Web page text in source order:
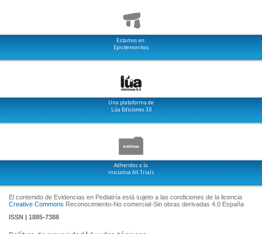
Estamos en:
Epistemonikos
Una plataforma de:
Lúa Ediciones 3.0
Adheridos a la
iniciativa All Trials
El contenido de Evidencias en Pediatría está sujeto a las condiciones de la licencia
Creative Commons Reconocimiento-No comercial-Sin obras derivadas 4.0 España
ISSN | 1885-7388